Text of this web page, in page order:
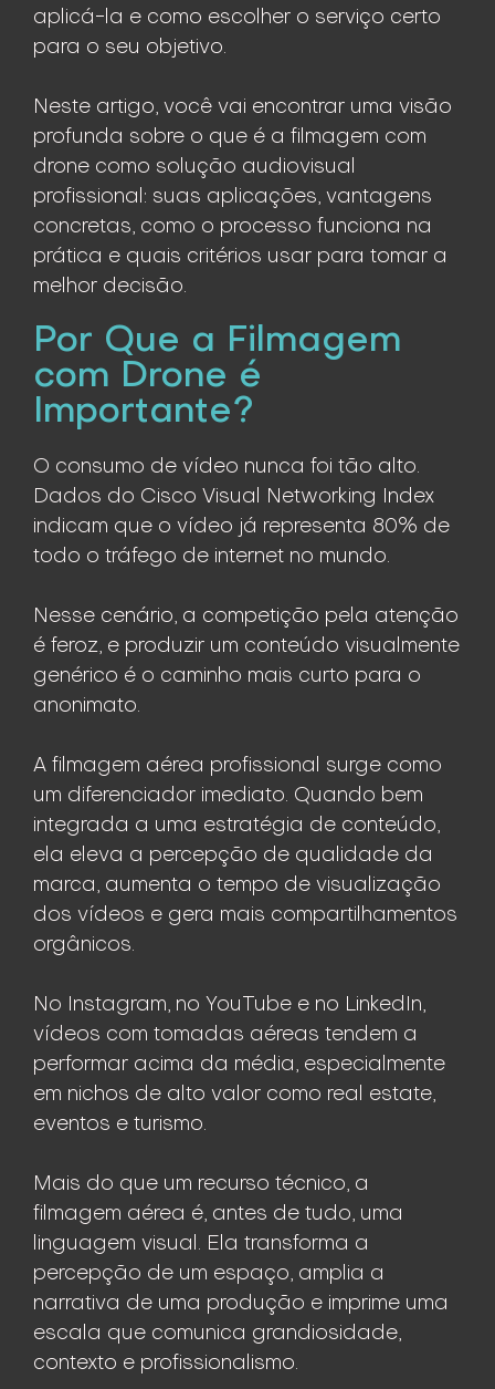
aplicá-la e como escolher o serviço certo
para o seu objetivo.
Neste artigo, você vai encontrar uma visão
profunda sobre o que é a filmagem com
drone como solução audiovisual
profissional: suas aplicações, vantagens
concretas, como o processo funciona na
prática e quais critérios usar para tomar a
melhor decisão.
Por Que a Filmagem
com Drone é
Importante?
O consumo de vídeo nunca foi tão alto.
Dados do Cisco Visual Networking Index
indicam que o vídeo já representa 80% de
todo o tráfego de internet no mundo.
Nesse cenário, a competição pela atenção
é feroz, e produzir um conteúdo visualmente
genérico é o caminho mais curto para o
anonimato.
A filmagem aérea profissional surge como
um diferenciador imediato. Quando bem
integrada a uma estratégia de conteúdo,
ela eleva a percepção de qualidade da
marca, aumenta o tempo de visualização
dos vídeos e gera mais compartilhamentos
orgânicos.
No Instagram, no YouTube e no LinkedIn,
vídeos com tomadas aéreas tendem a
performar acima da média, especialmente
em nichos de alto valor como real estate,
eventos e turismo.
Mais do que um recurso técnico, a
filmagem aérea é, antes de tudo, uma
linguagem visual. Ela transforma a
percepção de um espaço, amplia a
narrativa de uma produção e imprime uma
escala que comunica grandiosidade,
contexto e profissionalismo.